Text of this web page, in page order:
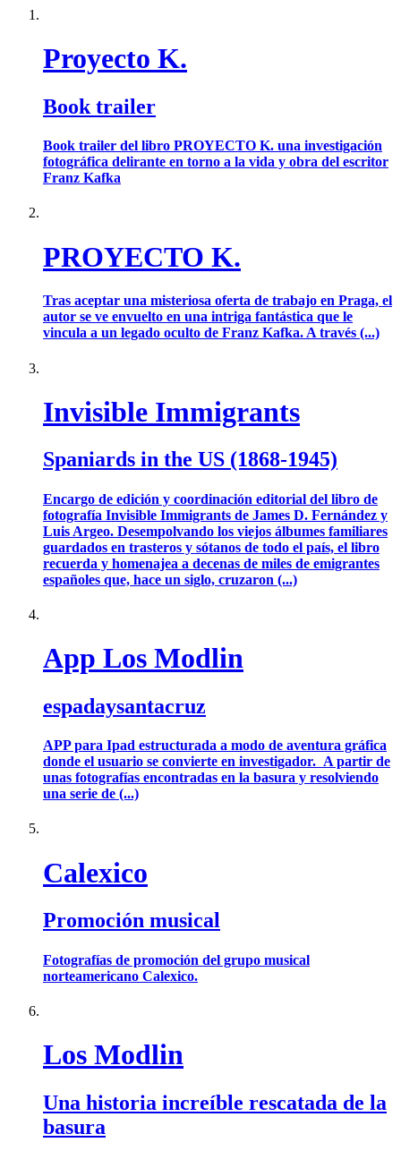
Proyecto K.
Book trailer
Book trailer del libro PROYECTO K. una investigación
fotográfica delirante en torno a la vida y obra del escritor
Franz Kafka
PROYECTO K.
Tras aceptar una misteriosa oferta de trabajo en Praga, el
autor se ve envuelto en una intriga fantástica que le
vincula a un legado oculto de Franz Kafka. A través (...)
Invisible Immigrants
Spaniards in the US (1868-1945)
Encargo de edición y coordinación editorial del libro de
fotografía Invisible Immigrants de James D. Fernández y
Luis Argeo. Desempolvando los viejos álbumes familiares
guardados en trasteros y sótanos de todo el país, el libro
recuerda y homenajea a decenas de miles de emigrantes
españoles que, hace un siglo, cruzaron (...)
App Los Modlin
espadaysantacruz
APP para Ipad estructurada a modo de aventura gráfica
donde el usuario se convierte en investigador. A partir de
unas fotografías encontradas en la basura y resolviendo
una serie de (...)
Calexico
Promoción musical
Fotografías de promoción del grupo musical
norteamericano Calexico.
Los Modlin
Una historia increíble rescatada de la
basura